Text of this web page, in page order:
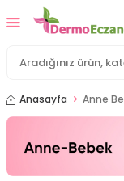
Anasayfa Anne